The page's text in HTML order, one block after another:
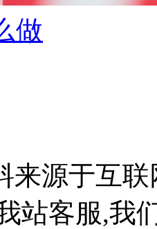
做
来源于互
站客服,我